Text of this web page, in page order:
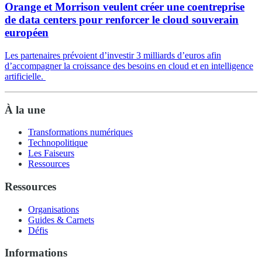
Orange et Morrison veulent créer une coentreprise
de data centers pour renforcer le cloud souverain
européen
Les partenaires prévoient d’investir 3 milliards d’euros afin
d’accompagner la croissance des besoins en cloud et en intelligence
artificielle.
À la une
Transformations numériques
Technopolitique
Les Faiseurs
Ressources
Ressources
Organisations
Guides & Carnets
Défis
Informations